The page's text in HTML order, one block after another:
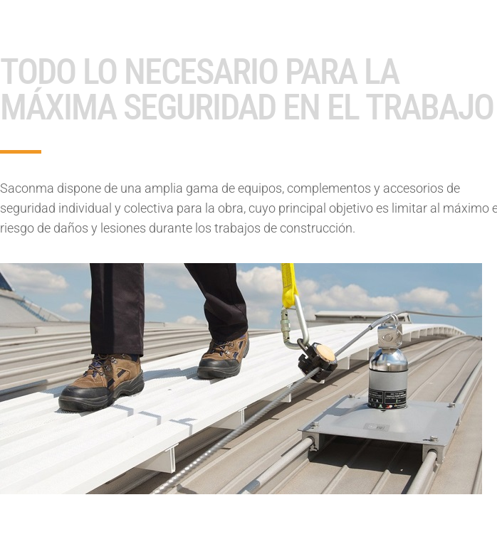
TODO LO NECESARIO PARA LA
MÁXIMA SEGURIDAD EN EL TRABAJO
Saconma dispone de una amplia gama de equipos, complementos y accesorios de
seguridad individual y colectiva para la obra, cuyo principal objetivo es limitar al máximo
riesgo de daños y lesiones durante los trabajos de construcción.